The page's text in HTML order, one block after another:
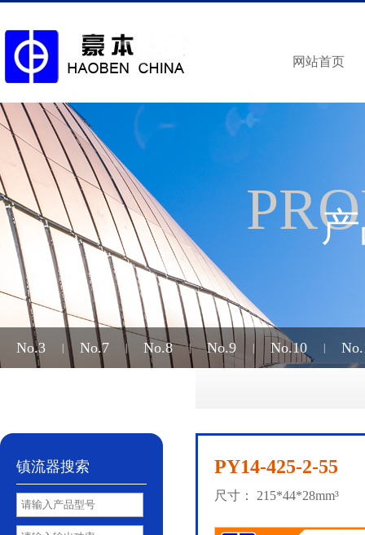
网站首页
No.3 No.7 No.8 | No.9 No.10
镇流器搜索 PY14-425-2-55
尺寸： 215*44*28mm³